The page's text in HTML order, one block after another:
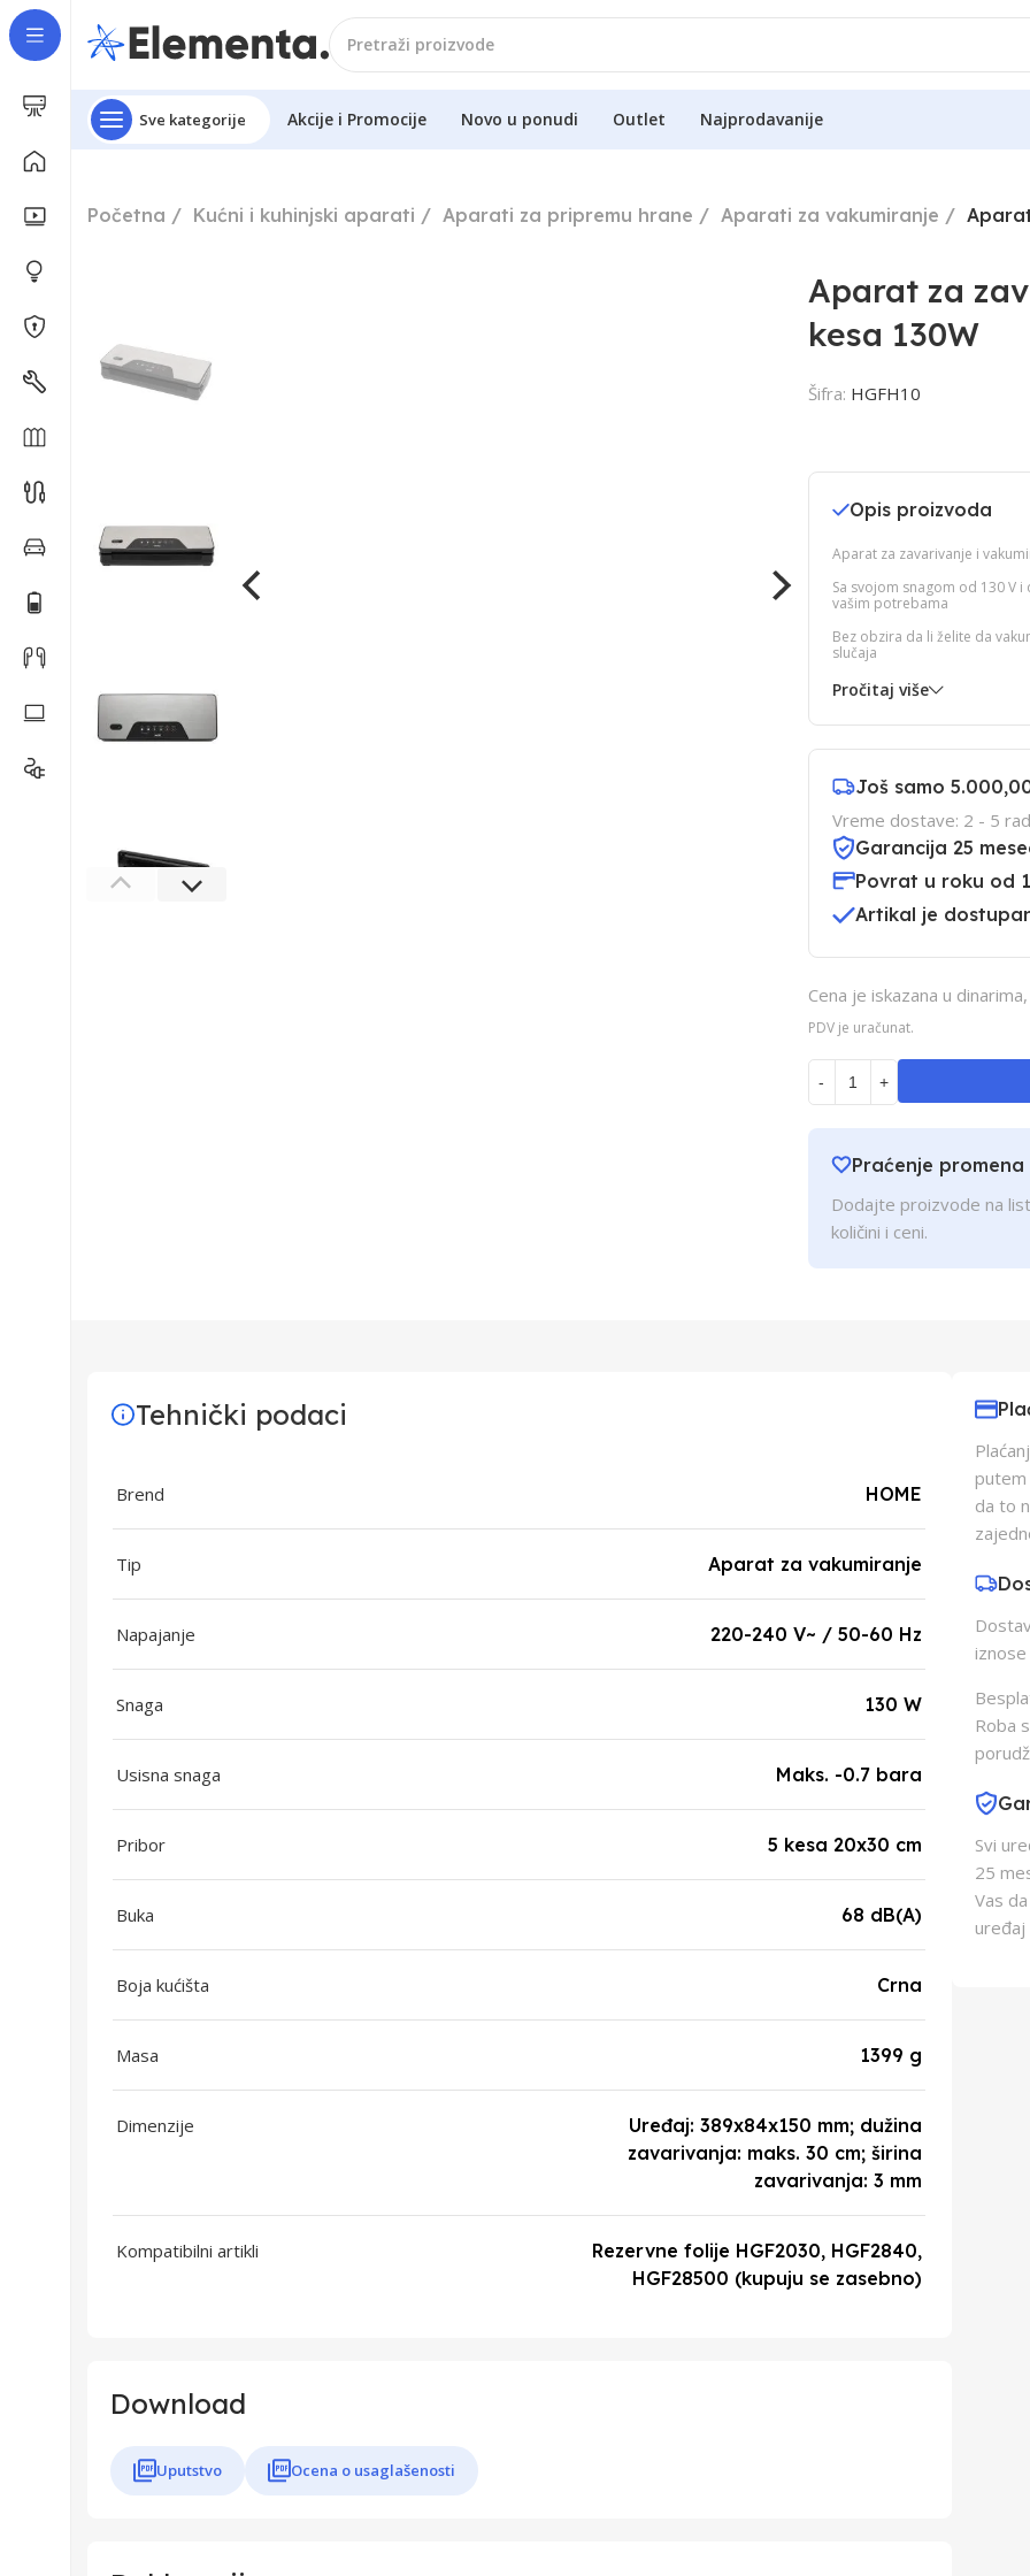
Sve kategorije Akcije i Promocije Novo u ponudi Outlet Najprodavanije
Početna Kućni i kuhinjski aparati Aparati za pripremu hrane Aparati za vakumiranje
Aparat za
kesa 130W
Šifra: HGFH10
Opis proizvoda
Aparat za zavarivanje i
Sa svojom snagom od 130 V
vašim potrebama
Bez obzira da li želite da
slučaja
Pročitaj više
Još samo
Vreme dostave: 2 - 5
Garancija 25
Povrat u roku od
Artikal je
Cena je iskazana u
PDV je uračunat.
- +
Praćenje promena
Dodajte proizvode na
količini i ceni.
Tehnički podaci
Brend HOME
Tip Aparat za vakumiranje
Napajanje 220-240 V~ / 50-60 Hz
Snaga 130 W
Usisna snaga Maks. -0.7 bara
Pribor 5 kesa 20x30 cm
Buka 68 dB(A)
Boja kućišta Crna
Masa 1399 g
Dimenzije
Uređaj: 389x84x150 mm; dužina
zavarivanja: maks. 30 cm; širina
zavarivanja: 3 mm
Kompatibilni artikli
Rezervne folije HGF2030, HGF2840,
HGF28500 (kupuju se zasebno)
Download
Uputstvo Ocena o usaglašenosti
putem
da to
Roba
Svi
25
Vas